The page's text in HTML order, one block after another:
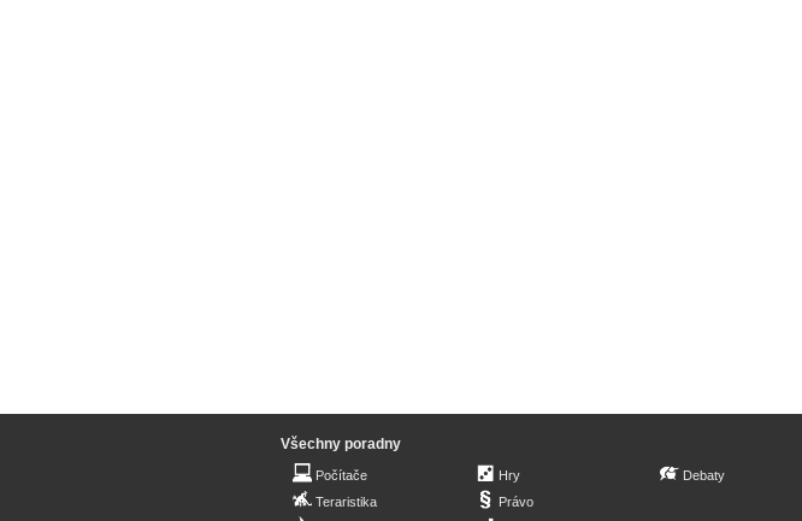
Všechny poradny
Počítače
Teraristika
Hry
Právo
Debaty